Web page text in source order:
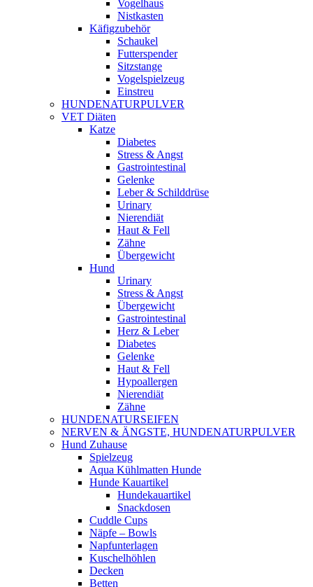
Vogelhaus
Nistkasten
Käfigzubehör
Schaukel
Futterspender
Sitzstange
Vogelspielzeug
Einstreu
HUNDENATURPULVER
VET Diäten
Katze
Diabetes
Stress & Angst
Gastrointestinal
Gelenke
Leber & Schilddrüse
Urinary
Nierendiät
Haut & Fell
Zähne
Übergewicht
Hund
Urinary
Stress & Angst
Übergewicht
Gastrointestinal
Herz & Leber
Diabetes
Gelenke
Haut & Fell
Hypoallergen
Nierendiät
Zähne
HUNDENATURSEIFEN
NERVEN & ÄNGSTE, HUNDENATURPULVER
Hund Zuhause
Spielzeug
Aqua Kühlmatten Hunde
Hunde Kauartikel
Hundekauartikel
Snackdosen
Cuddle Cups
Näpfe – Bowls
Napfunterlagen
Kuschelhöhlen
Decken
Betten